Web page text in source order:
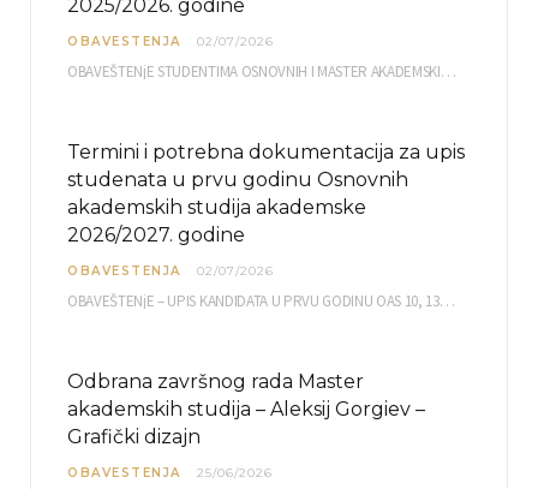
2025/2026. godine
OBAVESTENJA 02/07/2026
OBAVEŠTENjE STUDENTIMA OSNOVNIH I MASTER AKADEMSKIH STUDIJA ELEKTRONSKA PRIJAVA ISPITA za septembarski ispitni rok za…
Termini i potrebna dokumentacija za upis
studenata u prvu godinu Osnovnih
akademskih studija akademske
2026/2027. godine
OBAVESTENJA 02/07/2026
OBAVEŠTENjE – UPIS KANDIDATA U PRVU GODINU OAS 10, 13, 14, 15. i…
Odbrana završnog rada Master
akademskih studija – Aleksij Gorgiev –
Grafički dizajn
OBAVESTENJA 25/06/2026